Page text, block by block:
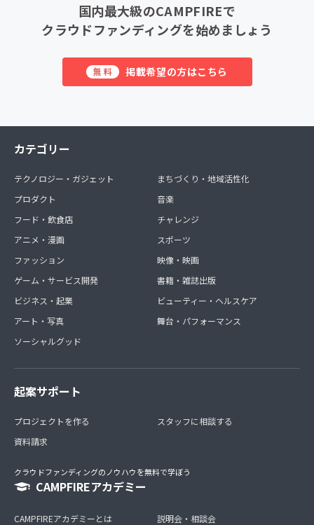
国内最大級のCAMPFIREで
クラウドファンディングを始めましょう
無料 掲載希望の方はこちら
カテゴリー
テクノロジー・ガジェット
プロダクト
フード・飲食店
アニメ・漫画
ファッション
ゲーム・サービス開発
ビジネス・起業
アート・写真
ソーシャルグッド
まちづくり・地域活性化
音楽
チャレンジ
スポーツ
映像・映画
書籍・雑誌出版
ビューティー・ヘルスケア
舞台・パフォーマンス
起案サポート
プロジェクトを作る
資料請求
スタッフに相談する
クラウドファンディングのノウハウを無料で学ぼう
CAMPFIREアカデミー
CAMPFIREアカデミーとは
説明会・相談会